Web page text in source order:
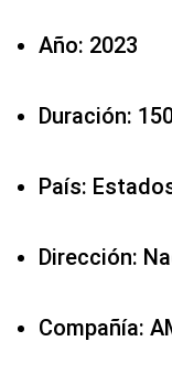
Año: 2023
Duración:
País:
Dirección:
Compañía: